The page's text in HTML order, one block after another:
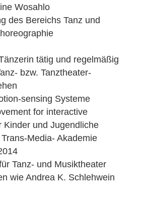
des Bereichs Tanz und
tätig und regelmäßig
bzw. Tanztheater-
sensing Systeme
for interactive
und Jugendliche
Media- Akademie
Tanz- und Musiktheater
wie Andrea K. Schlehwein